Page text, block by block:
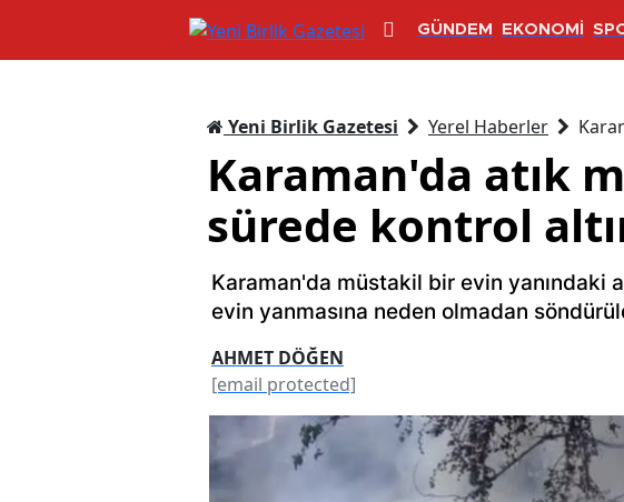
GÜNDEM EKONOMİ
Yeni Birlik Gazetesi Yerel Haberler
Karaman'da atık
sürede kontrol
Karaman'da müstakil bir evin yanındaki
evin yanmasına neden olmadan
AHMET DÖĞEN
[email protected]